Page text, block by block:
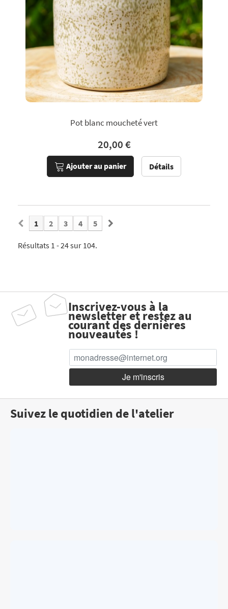
Pot blanc moucheté vert
20,00 €
Ajouter au panier Détails
1 2 3 4 5
Résultats 1 - 24 sur 104.
Inscrivez-vous à la
newsletter et restez au
courant des dernières
nouveautés !
Suivez le quotidien de l'atelier